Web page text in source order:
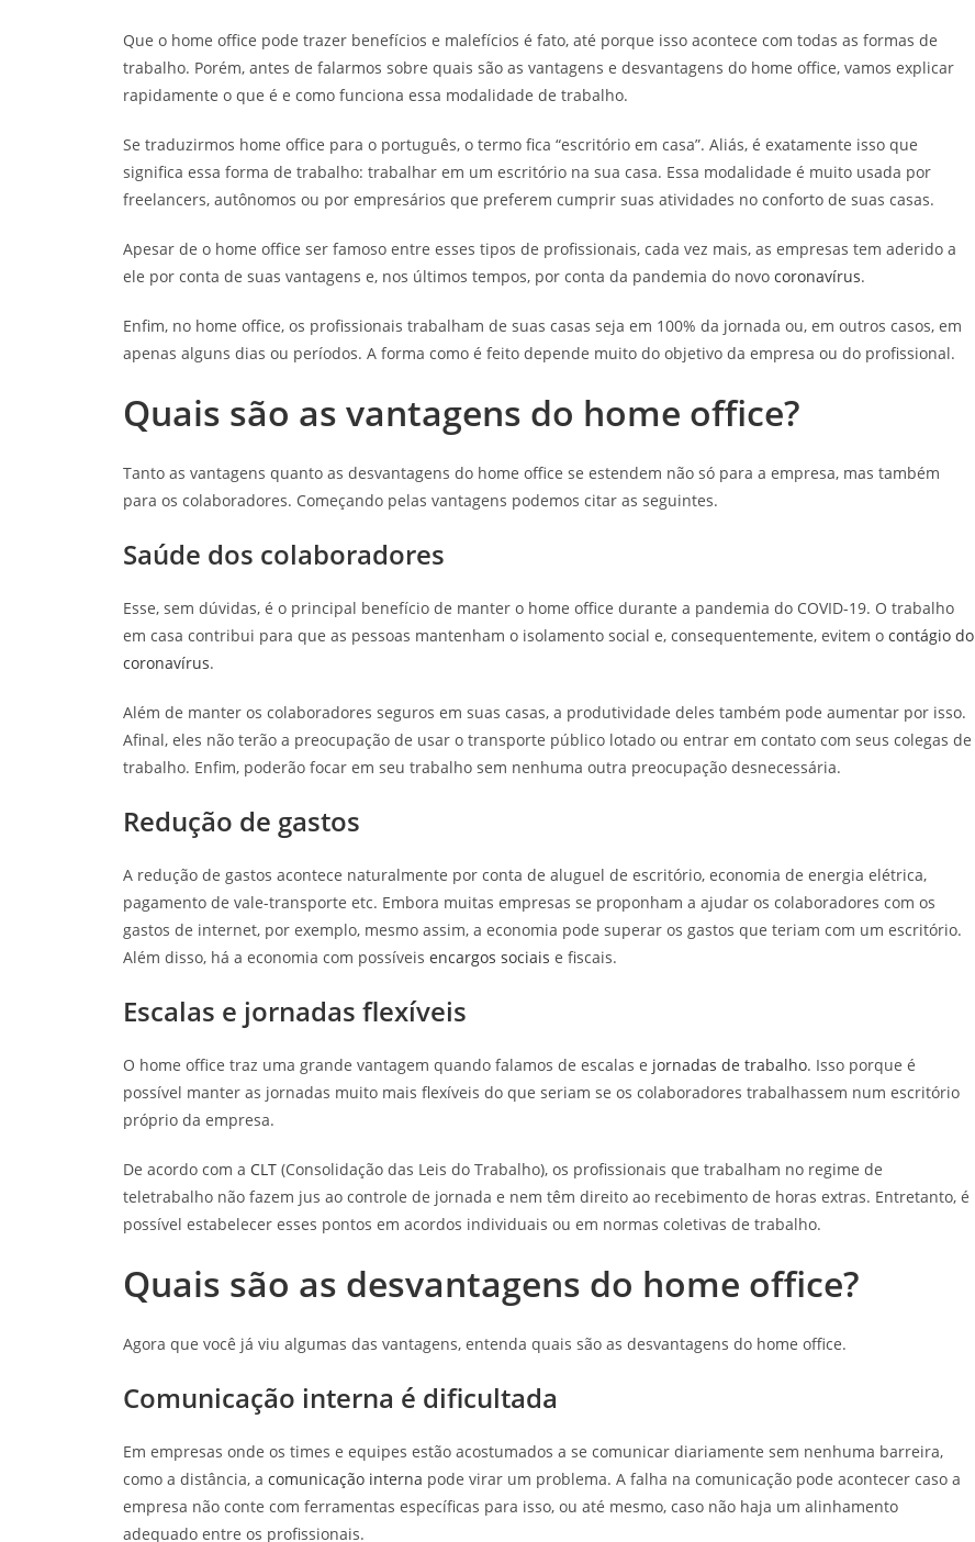
Que o home office pode trazer benefícios e malefícios é fato, até porque isso acontece com todas as formas de
trabalho. Porém, antes de falarmos sobre quais são as vantagens e desvantagens do home office, vamos explicar
rapidamente o que é e como funciona essa modalidade de trabalho.
Se traduzirmos home office para o português, o termo fica “escritório em casa”. Aliás, é exatamente isso que
significa essa forma de trabalho: trabalhar em um escritório na sua casa. Essa modalidade é muito usada por
freelancers, autônomos ou por empresários que preferem cumprir suas atividades no conforto de suas casas.
Apesar de o home office ser famoso entre esses tipos de profissionais, cada vez mais, as empresas tem aderido a
ele por conta de suas vantagens e, nos últimos tempos, por conta da pandemia do novo coronavírus.
Enfim, no home office, os profissionais trabalham de suas casas seja em 100% da jornada ou, em outros casos, em
apenas alguns dias ou períodos. A forma como é feito depende muito do objetivo da empresa ou do profissional.
Quais são as vantagens do home office?
Tanto as vantagens quanto as desvantagens do home office se estendem não só para a empresa, mas também
para os colaboradores. Começando pelas vantagens podemos citar as seguintes.
Saúde dos colaboradores
Esse, sem dúvidas, é o principal benefício de manter o home office durante a pandemia do COVID-19. O trabalho
em casa contribui para que as pessoas mantenham o isolamento social e, consequentemente, evitem o contágio do
coronavírus.
Além de manter os colaboradores seguros em suas casas, a produtividade deles também pode aumentar por isso.
Afinal, eles não terão a preocupação de usar o transporte público lotado ou entrar em contato com seus colegas de
trabalho. Enfim, poderão focar em seu trabalho sem nenhuma outra preocupação desnecessária.
Redução de gastos
A redução de gastos acontece naturalmente por conta de aluguel de escritório, economia de energia elétrica,
pagamento de vale-transporte etc. Embora muitas empresas se proponham a ajudar os colaboradores com os
gastos de internet, por exemplo, mesmo assim, a economia pode superar os gastos que teriam com um escritório.
Além disso, há a economia com possíveis encargos sociais e fiscais.
Escalas e jornadas flexíveis
O home office traz uma grande vantagem quando falamos de escalas e jornadas de trabalho. Isso porque é
possível manter as jornadas muito mais flexíveis do que seriam se os colaboradores trabalhassem num escritório
próprio da empresa.
De acordo com a CLT (Consolidação das Leis do Trabalho), os profissionais que trabalham no regime de
teletrabalho não fazem jus ao controle de jornada e nem têm direito ao recebimento de horas extras. Entretanto, é
possível estabelecer esses pontos em acordos individuais ou em normas coletivas de trabalho.
Quais são as desvantagens do home office?
Agora que você já viu algumas das vantagens, entenda quais são as desvantagens do home office.
Comunicação interna é dificultada
Em empresas onde os times e equipes estão acostumados a se comunicar diariamente sem nenhuma barreira,
como a distância, a comunicação interna pode virar um problema. A falha na comunicação pode acontecer caso a
empresa não conte com ferramentas específicas para isso, ou até mesmo, caso não haja um alinhamento
adequado entre os profissionais.